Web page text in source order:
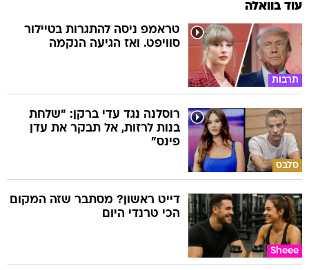
עוד בוואלה
תרבות
טראמפ ניסה להתגרות בטיילור
סוויפט. ואז הגיעה הנקמה
סלבס
רוסלנה נגד עדי ברקן: "שלחת
בנות לרזות, אל תבקר את עדן
פינס"
Sheee
דייט ראשון? מסתבר שזה המקום
הכי טרנדי היום